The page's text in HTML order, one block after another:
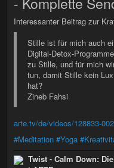
Interessanter Beitrag zur
Stille ist für mich auch
Digital-Detox-
zu Stille, und für mich
tun, damit Stille kein
hat?
Zineb Fahsi
arte.tv/de/videos/128833-
#Meditation #Yoga
Twist - Calm Down: